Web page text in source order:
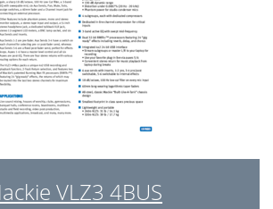
VLZ3 4BUS